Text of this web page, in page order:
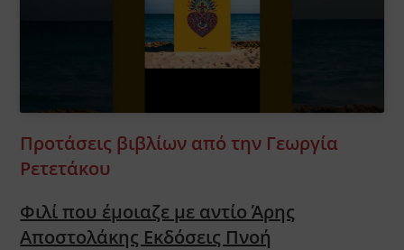
Προτάσεις βιβλίων από την Γεωργία
Ρετετάκου
Φιλί που έμοιαζε με αντίο Άρης
Αποστολάκης Εκδόσεις Πνοή